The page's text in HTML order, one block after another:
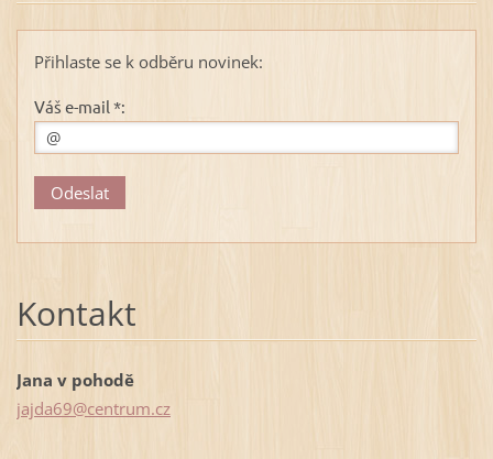
Přihlaste se k odběru novinek:
Váš e-mail *:
Kontakt
Jana v pohodě
jajda69@centrum.cz